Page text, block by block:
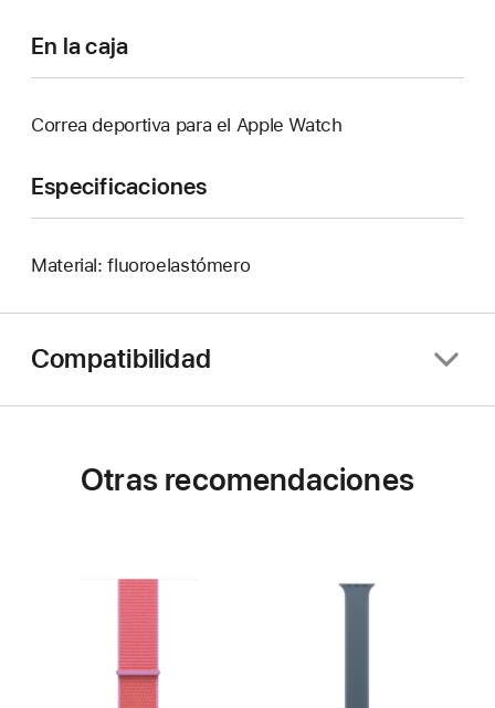
En la caja
Correa deportiva para el Apple Watch
Especificaciones
Material: fluoroelastómero
Compatibilidad
Otras recomendaciones